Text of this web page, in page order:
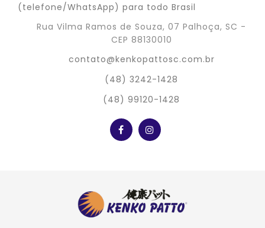
(telefone/WhatsApp) para todo Brasil
Rua Vilma Ramos de Souza, 07 Palhoça, SC -
CEP 88130010
contato@kenkopattosc.com.br
(48) 3242-1428
(48) 99120-1428